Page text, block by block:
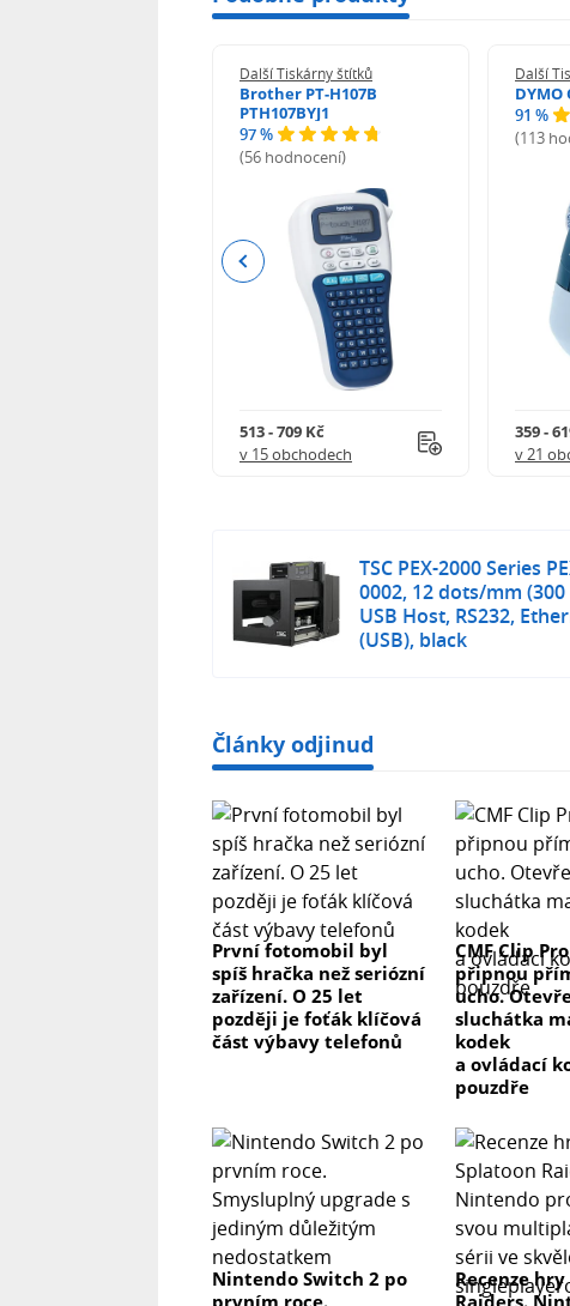
Další Tiskárny štítků
Brother PT-H107B
PTH107BYJ1
97 %
(56 hodnocení)
513 - 709 Kč
v 15 obchodech
Další
DYMO
91 %
(113
359 -
v 21
Previous
TSC PEX-2000 Series
0002, 12 dots/mm
USB Host, RS232,
(USB), black
Články odjinud
První fotomobil byl
spíš hračka než seriózní
zařízení. O 25 let
později je foťák klíčová
část výbavy telefonů
CMF Clip
připnou
ucho.
sluchátka
kodek
a ovládací
pouzdře
Nintendo Switch 2 po
prvním roce.
Recenze
Raiders.